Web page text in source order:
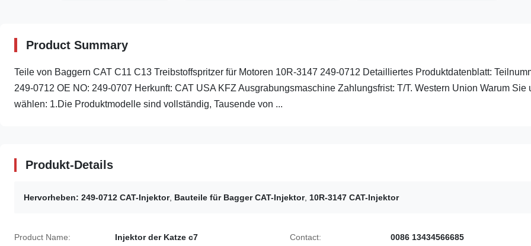
Product Summary
Teile von Baggern CAT C11 C13 Treibstoffspritzer für Motoren 10R-3147 249-0712 Detailliertes Produktdatenblatt:
249-0712 OE NO: 249-0707 Herkunft: CAT USA KFZ Ausgrabungsmaschine Zahlungsfrist: T/T. Western Union Warum Sie
wählen: 1.Die Produktmodelle sind vollständig, Tausende von ...
Produkt-Details
Hervorheben: 249-0712 CAT-Injektor, Bauteile für Bagger CAT-Injektor, 10R-3147 CAT-Injektor
Product Name: Injektor der Katze c7 Contact: 0086 13434566685